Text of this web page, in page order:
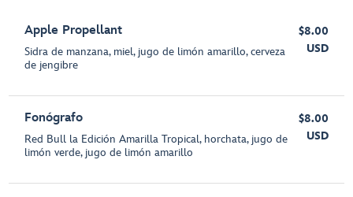
Apple Propellant
Sidra de manzana, miel, jugo de limón amarillo, cerveza
de jengibre
$8.00
USD
Fonógrafo
Red Bull la Edición Amarilla Tropical, horchata, jugo de
limón verde, jugo de limón amarillo
$8.00
USD